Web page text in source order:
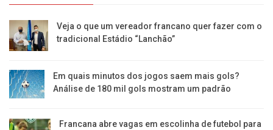
Veja o que um vereador francano quer fazer com o
tradicional Estádio “Lanchão”
Em quais minutos dos jogos saem mais gols?
Análise de 180 mil gols mostram um padrão
Francana abre vagas em escolinha de futebol para